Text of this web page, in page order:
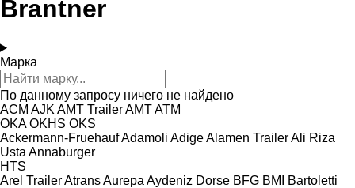
Brantner
Марка
По данному запросу ничего не найдено
ACM AJK AMT TrailerAMTATM
OKA OKHS OKS
Ackermann-FruehaufAdamoli AdigeAlamen TrailerAli Riza
Usta Annaburger
HTS
Arel TrailerAtransAurepa Aydeniz Dorse BFG BMI
Bartoletti